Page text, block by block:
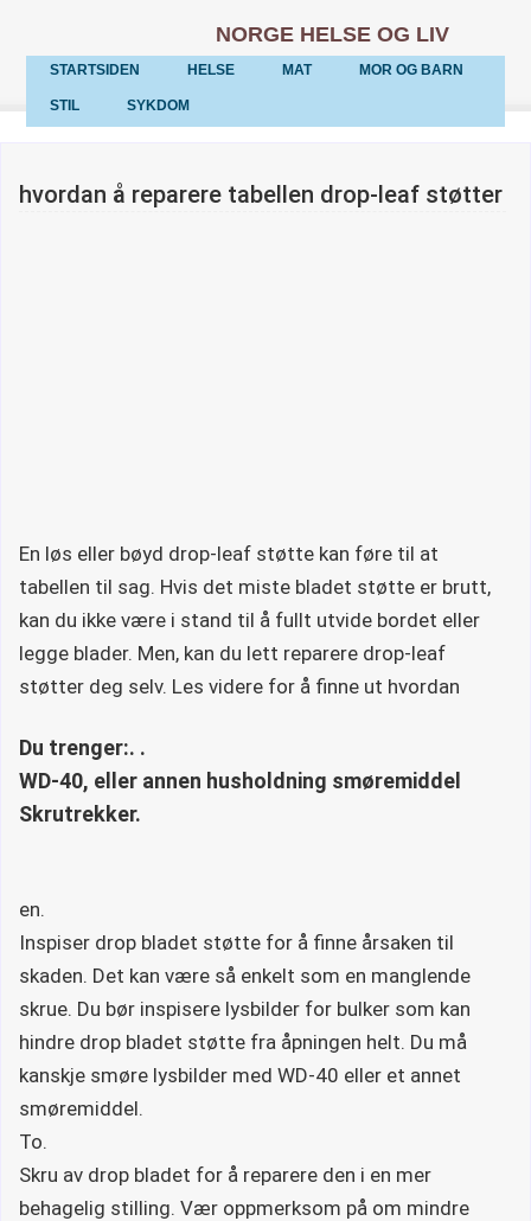
NORGE HELSE OG LIV
STARTSIDEN HELSE MAT MOR OG BARN
STIL SYKDOM
hvordan å reparere tabellen drop-leaf støtter
En løs eller bøyd drop-leaf støtte kan føre til at
tabellen til sag. Hvis det miste bladet støtte er brutt,
kan du ikke være i stand til å fullt utvide bordet eller
legge blader. Men, kan du lett reparere drop-leaf
støtter deg selv. Les videre for å finne ut hvordan
Du trenger:. .
WD-40, eller annen husholdning smøremiddel
Skrutrekker.
en.
Inspiser drop bladet støtte for å finne årsaken til
skaden. Det kan være så enkelt som en manglende
skrue. Du bør inspisere lysbilder for bulker som kan
hindre drop bladet støtte fra åpningen helt. Du må
kanskje smøre lysbilder med WD-40 eller et annet
smøremiddel.
To.
Skru av drop bladet for å reparere den i en mer
behagelig stilling. Vær oppmerksom på om mindre